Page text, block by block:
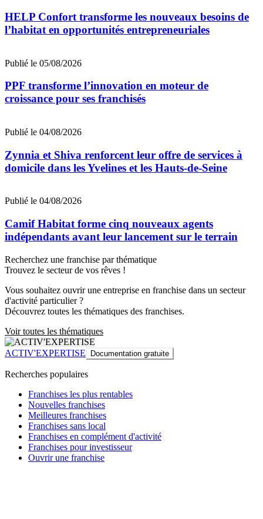
HELP Confort transforme les nouveaux besoins de
l’habitat en opportunités entrepreneuriales
Publié le 05/08/2026
PPF transforme l’innovation en moteur de
croissance pour ses franchisés
Publié le 04/08/2026
Zynnia et Shiva renforcent leur offre de services à
domicile dans les Yvelines et les Hauts-de-Seine
Publié le 04/08/2026
Camif Habitat forme cinq nouveaux agents
indépendants avant leur lancement sur le terrain
Recherchez une franchise par thématique
Trouvez le secteur de vos rêves !
Vous souhaitez ouvrir une entreprise en franchise dans un secteur
d'activité particulier ?
Découvrez toutes les thématiques des franchises.
Voir toutes les thématiques
ACTIV'EXPERTISE Documentation gratuite
Recherches populaires
Franchises les plus rentables
Nouvelles franchises
Meilleures franchises
Franchises sans local
Franchises en complément d'activité
Franchises pour investisseur
Ouvrir une franchise